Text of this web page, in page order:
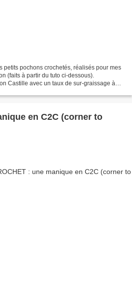
petits pochons crochetés, réalisés pour mes
(faits à partir du tuto ci-dessous).
Castille avec un taux de sur-graissage à
en C2C (corner to